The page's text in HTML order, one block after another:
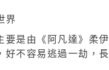
要是由《阿凡達》柔伊
好不容易逃過一劫，長